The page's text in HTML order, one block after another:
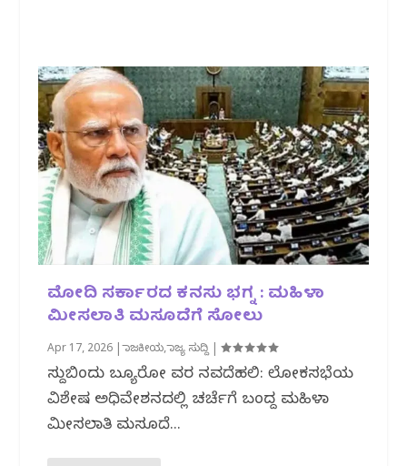
ಮೋದಿ ಸರ್ಕಾರದ ಕನಸು ಭಗ್ನ : ಮಹಿಳಾ
ಮೀಸಲಾತಿ ಮಸೂದೆಗೆ ಸೋಲು
Apr 17, 2026 |ರಾಜಕೀಯ,ರಾಜ್ಯ ಸುದ್ದಿ |
ಸುದ್ದಿಬಿಂದು ಬ್ಯೂರೋ ವರದಿ ನವದೆಹಲಿ: ಲೋಕಸಭೆಯ
ವಿಶೇಷ ಅಧಿವೇಶನದಲ್ಲಿ ಚರ್ಚೆಗೆ ಬಂದಿದ್ದ ಮಹಿಳಾ
ಮೀಸಲಾತಿ ಮಸೂದೆ...